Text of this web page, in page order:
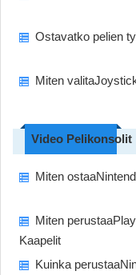
Ostavatko pelien
Miten
Video Pelikonsolit
Miten
Miten
Kaapelit
Kuinka